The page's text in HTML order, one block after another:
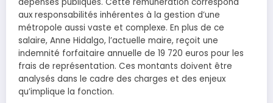
dépenses publiques. Cette rémunération correspond
aux responsabilités inhérentes à la gestion d’une
métropole aussi vaste et complexe. En plus de ce
salaire, Anne Hidalgo, l’actuelle maire, reçoit une
indemnité forfaitaire annuelle de 19 720 euros pour les
frais de représentation. Ces montants doivent être
analysés dans le cadre des charges et des enjeux
qu’implique la fonction.